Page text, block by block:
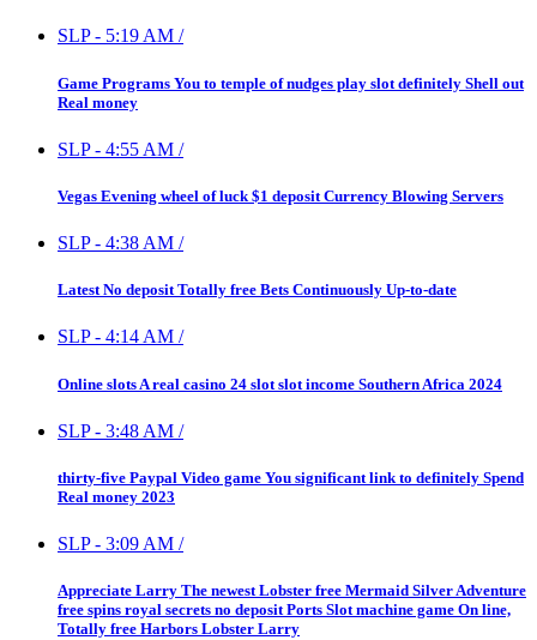
SLP- 5:19 AM /
Game Programs You to temple of nudges play slot definitely Shell out
Real money
SLP- 4:55 AM /
Vegas Evening wheel of luck $1 deposit Currency Blowing Servers
SLP- 4:38 AM /
Latest No deposit Totally free Bets Continuously Up-to-date
SLP- 4:14 AM /
Online slots A real casino 24 slot slot income Southern Africa 2024
SLP- 3:48 AM /
thirty-five Paypal Video game You significant link to definitely Spend
Real money 2023
SLP- 3:09 AM /
Appreciate Larry The newest Lobster free Mermaid Silver Adventure
free spins royal secrets no deposit Ports Slot machine game On line,
Totally free Harbors Lobster Larry